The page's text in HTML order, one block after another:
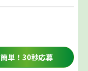
簡単！30秒応募